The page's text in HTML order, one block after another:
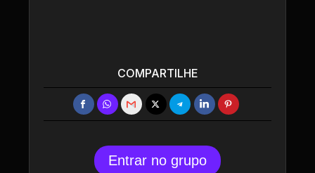
COMPARTILHE
Entrar no grupo